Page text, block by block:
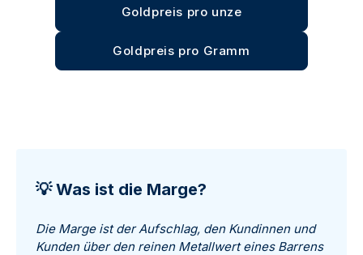
Goldpreis pro Gramm
Goldpreis pro unze
💡 Was ist die Marge?
Die Marge ist der Aufschlag, den Kundinnen und
Kunden über den reinen Metallwert eines Barrens